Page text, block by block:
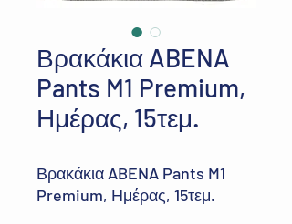
Βρακάκια ABENA
Pants M1 Premium,
Ημέρας, 15τεμ.
Βρακάκια ABENA Pants M1
Premium, Ημέρας, 15τεμ.